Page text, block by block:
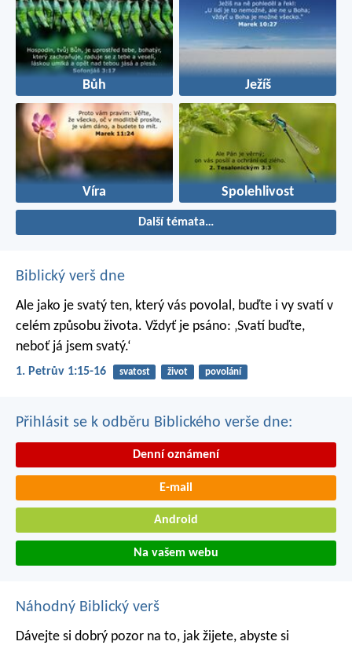
Bůh Ježíš
Víra Spolehlivost
Další témata…
Biblický verš dne
Ale jako je svatý ten, který vás povolal, buďte i vy svatí v
celém způsobu života. Vždyť je psáno: ‚Svatí buďte,
neboť já jsem svatý.‘
1. Petrův 1:15-16 svatost život povolání
Přihlásit se k odběru Biblického verše dne:
Denní oznámení
E-mail
Android
Na vašem webu
Náhodný Biblický verš
Dávejte si dobrý pozor na to, jak žijete, abyste si